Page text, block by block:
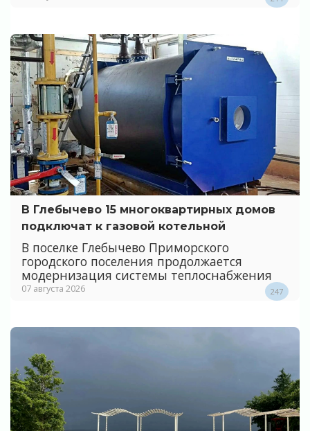
В Глебычево 15 многоквартирных домов
подключат к газовой котельной
В поселке Глебычево Приморского
городского поселения продолжается
модернизация системы теплоснабжения
07 августа 2026 247